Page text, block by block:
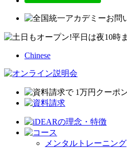
Chinese
メンタルトレーニング